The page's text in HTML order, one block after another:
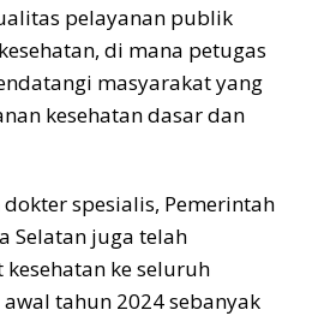
pelayanan publik
di mana petugas
masyarakat yang
kesehatan dasar dan
spesialis, Pemerintah
Selatan juga telah
ke seluruh
tahun 2024 sebanyak